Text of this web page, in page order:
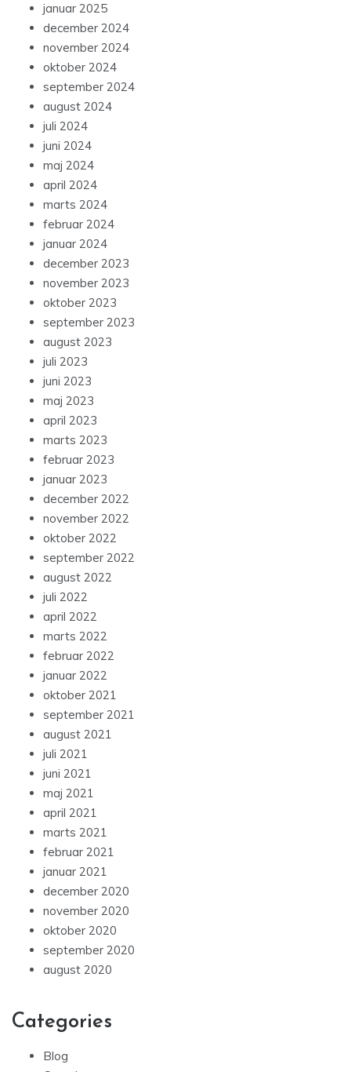
januar 2025
december 2024
november 2024
oktober 2024
september 2024
august 2024
juli 2024
juni 2024
maj 2024
april 2024
marts 2024
februar 2024
januar 2024
december 2023
november 2023
oktober 2023
september 2023
august 2023
juli 2023
juni 2023
maj 2023
april 2023
marts 2023
februar 2023
januar 2023
december 2022
november 2022
oktober 2022
september 2022
august 2022
juli 2022
april 2022
marts 2022
februar 2022
januar 2022
oktober 2021
september 2021
august 2021
juli 2021
juni 2021
maj 2021
april 2021
marts 2021
februar 2021
januar 2021
december 2020
november 2020
oktober 2020
september 2020
august 2020
Categories
Blog